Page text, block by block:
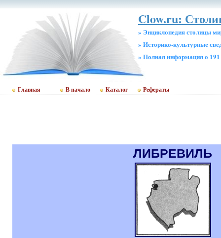
Clow.ru:
» Энциклопедия столицы
» Историко-культурные
» Полная информация о 191
Главная В начало Каталог Рефераты
ЛИБРЕВИЛЬ